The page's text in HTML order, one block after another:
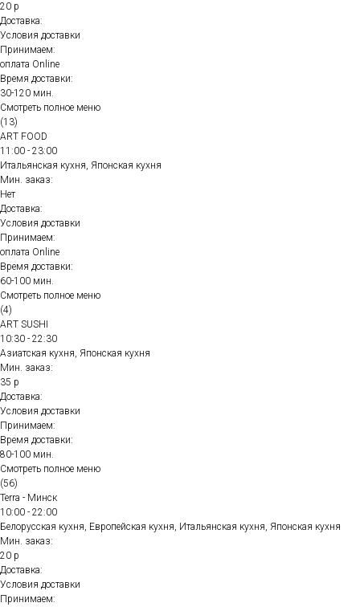
20 р
Доставка:
Условия доставки
Принимаем:
оплата Online
Время доставки:
30-120 мин.
Смотреть полное меню
(13)
ART FOOD
11:00 - 23:00
Итальянская кухня, Японская кухня
Мин. заказ:
Нет
Доставка:
Условия доставки
Принимаем:
оплата Online
Время доставки:
60-100 мин.
Смотреть полное меню
(4)
ART SUSHI
10:30 - 22:30
Азиатская кухня, Японская кухня
Мин. заказ:
35 р
Доставка:
Условия доставки
Принимаем:
Время доставки:
80-100 мин.
Смотреть полное меню
(56)
Terra - Минск
10:00 - 22:00
Белорусская кухня, Европейская кухня, Итальянская кухня, Японская кухня
Мин. заказ:
20 р
Доставка:
Условия доставки
Принимаем: